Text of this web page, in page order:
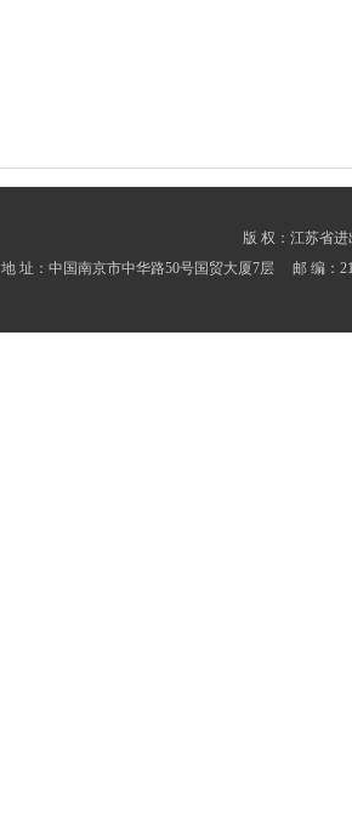
版 权：江苏省
地 址：中国南京市中华路50号国贸大厦7层 邮 编：